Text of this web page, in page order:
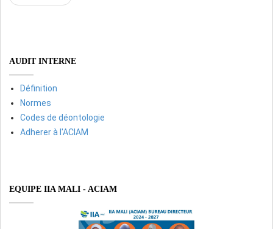
AUDIT INTERNE
Définition
Normes
Codes de déontologie
Adherer à l'ACIAM
EQUIPE IIA MALI - ACIAM